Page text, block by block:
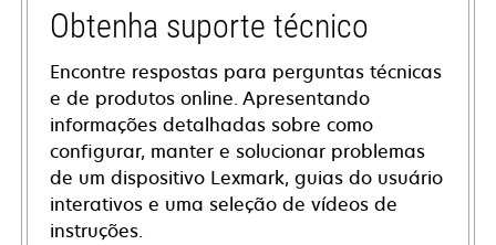
Obtenha suporte técnico
Encontre respostas para perguntas técnicas
e de produtos online. Apresentando
informações detalhadas sobre como
configurar, manter e solucionar problemas
de um dispositivo Lexmark, guias do usuário
interativos e uma seleção de vídeos de
instruções.